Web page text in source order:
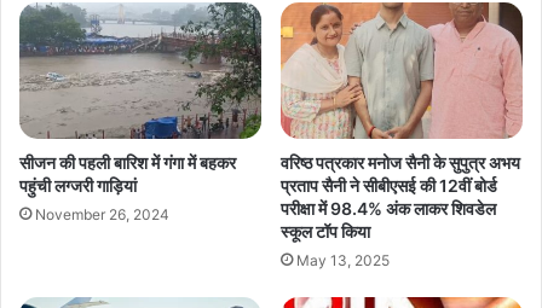
सीजन की पहली बारिश में गंगा में बहकर
पहुंची लग्जरी गाड़ियां
November 26, 2024
वरिष्ठ पत्रकार मनोज सैनी के सुपुत्र अभय
प्रताप सैनी ने सीबीएसई की 12वीं बोर्ड
परीक्षा में 98.4% अंक लाकर शिवडेल
स्कूल टॉप किया
May 13, 2025